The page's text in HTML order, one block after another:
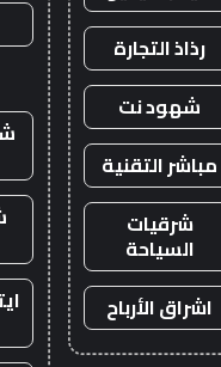
رذاذ التجارة
شهود نت
مباشر التقنية
شرقيات
السياحة
اشراق الأرباح